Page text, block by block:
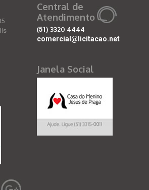
Central de
Atendimento
(51) 3320 4444
comercial@licitacao.net
Janela Social